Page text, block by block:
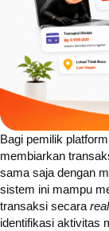
Bagi pemilik
membiarkan
sama saja dengan
sistem ini mampu
transaksi secara
identifikasi aktivitas